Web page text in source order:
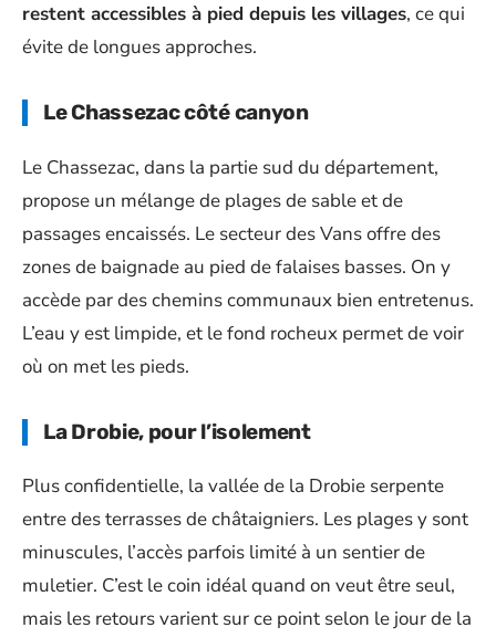
restent accessibles à pied depuis les villages, ce qui
évite de longues approches.
Le Chassezac côté canyon
Le Chassezac, dans la partie sud du département,
propose un mélange de plages de sable et de
passages encaissés. Le secteur des Vans offre des
zones de baignade au pied de falaises basses. On y
accède par des chemins communaux bien entretenus.
L’eau y est limpide, et le fond rocheux permet de voir
où on met les pieds.
La Drobie, pour l’isolement
Plus confidentielle, la vallée de la Drobie serpente
entre des terrasses de châtaigniers. Les plages y sont
minuscules, l’accès parfois limité à un sentier de
muletier. C’est le coin idéal quand on veut être seul,
mais les retours varient sur ce point selon le jour de la